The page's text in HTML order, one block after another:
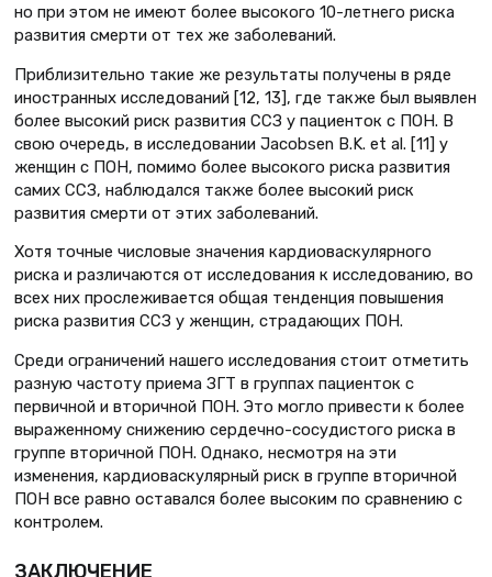
но при этом не имеют более высокого 10-летнего риска
развития смерти от тех же заболеваний.
Приблизительно такие же результаты получены в ряде
иностранных исследований [12, 13], где также был выявлен
более высокий риск развития ССЗ у пациенток с ПОН. В
свою очередь, в исследовании Jacobsen B.K. et al. [11] у
женщин с ПОН, помимо более высокого риска развития
самих ССЗ, наблюдался также более высокий риск
развития смерти от этих заболеваний.
Хотя точные числовые значения кардиоваскулярного
риска и различаются от исследования к исследованию, во
всех них прослеживается общая тенденция повышения
риска развития ССЗ у женщин, страдающих ПОН.
Среди ограничений нашего исследования стоит отметить
разную частоту приема ЗГТ в группах пациенток с
первичной и вторичной ПОН. Это могло привести к более
выраженному снижению сердечно-сосудистого риска в
группе вторичной ПОН. Однако, несмотря на эти
изменения, кардио­васкулярный риск в группе вторичной
ПОН все равно оставался более высоким по сравнению с
контролем.
ЗАКЛЮЧЕНИЕ